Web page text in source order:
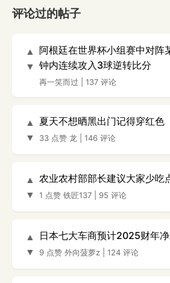
评论过的帖子
▲
▼
阿根廷在世界杯小组赛中对阵
钟内连续攻入3球逆转比分
再一笑而过 137 评论
▲
▼
夏天不想晒黑出门记得穿红色
33 点赞 龙 146 评论
▲
▼
农业农村部部长建议大家少吃
1 点赞 铁匠137 95 评论
▲
▼
日本七大车商预计2025财年
9 点赞 外向菠萝z 124 评论